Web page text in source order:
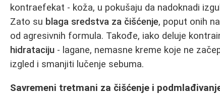
kontraefekat - koža, u pokušaju da nadoknadi
Zato su blaga sredstva za čišćenje, poput onih
od agresivnih formula. Takođe, iako deluje
hidrataciju - lagane, nemasne kreme koje ne
izgled i smanjiti lučenje sebuma.
Savremeni tretmani za čišćenje i